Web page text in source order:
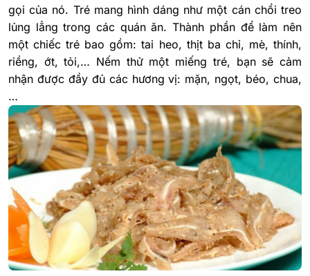
gọi của nó. Tré mang hình dáng như một cán chổi treo
lủng lẳng trong các quán ăn. Thành phần để làm nên
một chiếc tré bao gồm: tai heo, thịt ba chỉ, mè, thính,
riềng, ớt, tỏi,… Nếm thử một miếng tré, bạn sẽ cảm
nhận được đầy đủ các hương vị: mặn, ngọt, béo, chua,
…